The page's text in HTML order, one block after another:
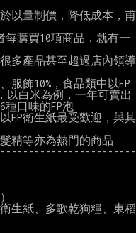
以量制價，降低成本，甫
每購買10項商品，就有一
很多產品甚至超過店內領導
服飾10%，食品類中以FP
以白米為例，一年可賣出
種口味的FP泡
FP衛生紙最受歡迎，與其
精等亦為熱門的商品
生紙、多歌乾狗糧、東稻